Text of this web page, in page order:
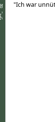
"Ich war